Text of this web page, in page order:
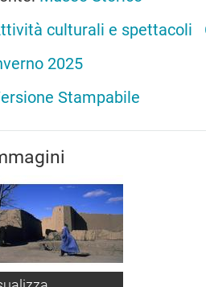
culturali e spettacoli
2025
Stampabile